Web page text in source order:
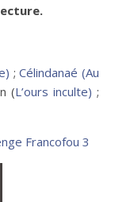
;Célindanaé (Au
(L’ours inculte) ;
Francofou 3